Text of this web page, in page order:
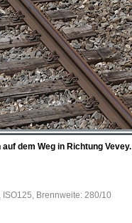
dem Weg in Richtung Vevey.
Brennweite: 280/10